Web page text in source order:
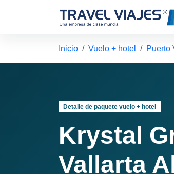
Inicio Vuelo + hotel Puerto
Detalle de paquete vuelo + hotel
Krystal
Vallarta